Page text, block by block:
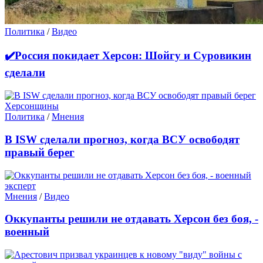
Политика /Видео
✔️Россия покидает Херсон: Шойгу и Суровикин
сделали
Политика /Мнения
В ISW сделали прогноз, когда ВСУ освободят
правый берег
Мнения /Видео
Оккупанты решили не отдавать Херсон без боя, -
военный